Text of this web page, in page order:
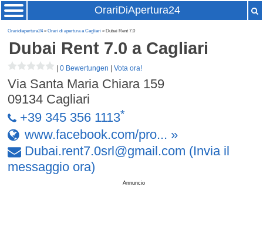
OrariDiApertura24
Oraridiapertura24»Orari di apertura a Cagliari » Dubai Rent 7.0
Dubai Rent 7.0 a Cagliari
|0 Bewertungen |Vota ora!
Via Santa Maria Chiara 159
09134 Cagliari
+39 345 356 1113*
www.facebook.com/pro... »
Dubai.rent7.0srl @gmail .com (Invia il
messaggio ora)
Annuncio